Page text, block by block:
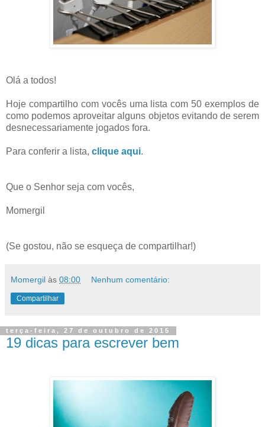
Olá a todos!
Hoje compartilho com vocês uma lista com 50 exemplos de
como podemos aproveitar alguns objetos evitando de serem
desnecessariamente jogados fora.
Para conferir a lista, clique aqui.
Que o Senhor seja com vocês,
Momergil
(Se gostou, não se esqueça de compartilhar!)
Momergil às 08:00 Nenhum comentário:
Compartilhar
terça-feira, 27 de outubro de 2015
19 dicas para escrever bem